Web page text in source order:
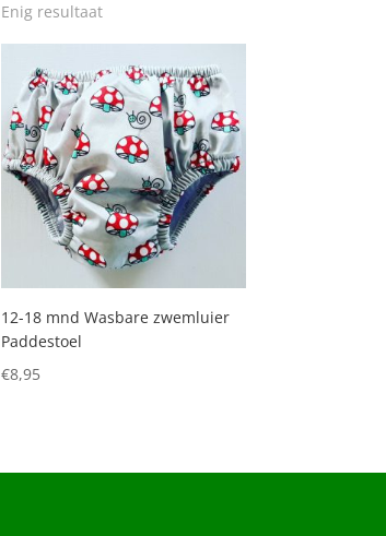
Enig resultaat
12-18 mnd Wasbare zwemluier
Paddestoel
€8,95